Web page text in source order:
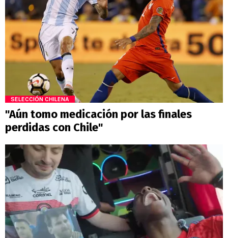
SELECCIÓN CHILENA
"Aún tomo medicación por las finales
perdidas con Chile"